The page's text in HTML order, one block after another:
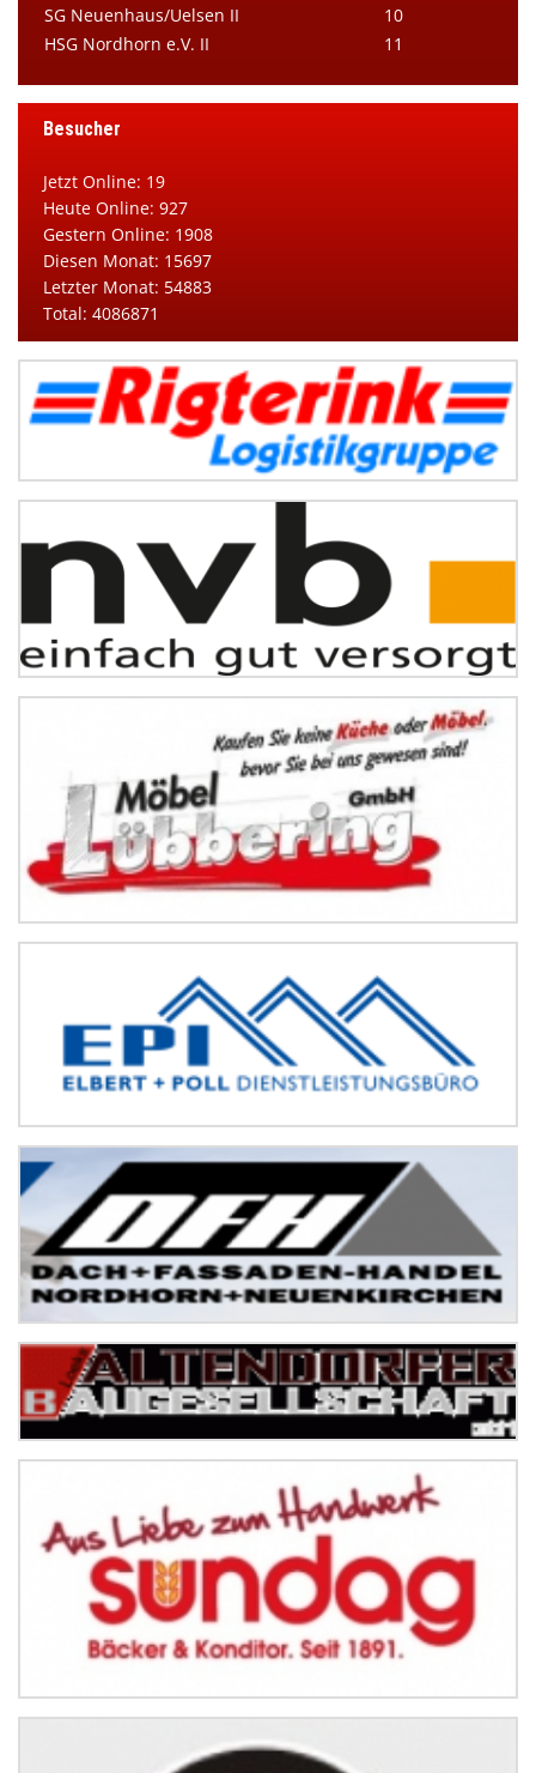
SG Neuenhaus/Uelsen II
10
HSG Nordhorn e.V. II
11
Besucher
Jetzt Online: 19
Heute Online: 927
Gestern Online: 1908
Diesen Monat: 15697
Letzter Monat: 54883
Total: 4086871